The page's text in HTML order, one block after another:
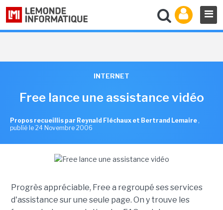
INTERNET
Free lance une assistance vidéo
Propos recueillis par Reynald Fléchaux et Bertrand Lemaire ,
publié le 24 Novembre 2006
Progrès appréciable, Free a regroupé ses services
d'assistance sur une seule page. On y trouve les